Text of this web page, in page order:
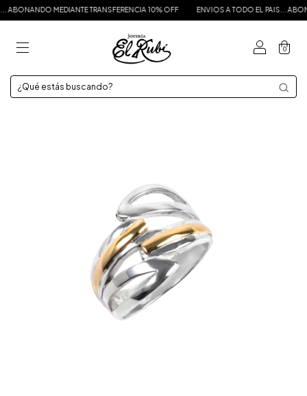
MEDIANTE TRANSFERENCIA 10% OFF ENVIOS A TODO EL PAIS... ABONANDO
0